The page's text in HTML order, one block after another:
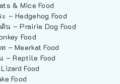
& Mice Food
– Hedgehog Food
น – Prairie Dog Food
Food
– Meerkat Food
– Reptile Food
Food
Food